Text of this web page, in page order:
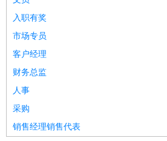
入职有奖
市场专员
客户经理
财务总监
人事
采购
销售经理销售代表